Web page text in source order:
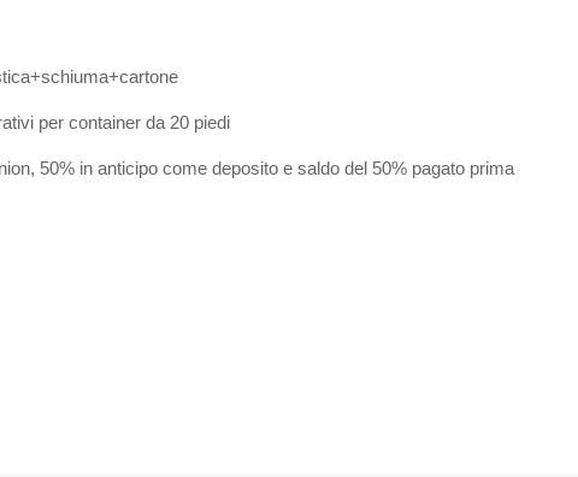
per container da 20 piedi
50% in anticipo come deposito e saldo del 50% pagato prima